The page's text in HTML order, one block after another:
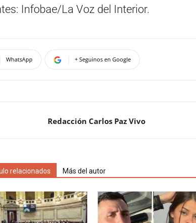
Infobae/La Voz del Interior.
WhatsApp + Seguinos en Google
Redacción Carlos Paz Vivo
relacionados Más del autor